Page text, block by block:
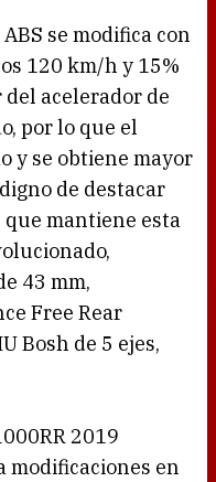
se modifica con
120 km/h y 15%
del acelerador de
por lo que el
y se obtiene mayor
de destacar
mantiene esta
43 mm,
Free Rear
Bosh de 5 ejes,
2019
modificaciones en